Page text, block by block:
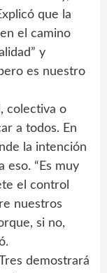
que la
el camino
y
es nuestro
colectiva o
a todos. En
la intención
eso. “Es muy
el control
nuestros
si no,
demostrará